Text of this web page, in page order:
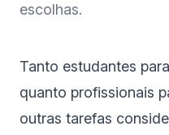
escolhas.
Tanto estudantes
quanto profissionais
outras tarefas